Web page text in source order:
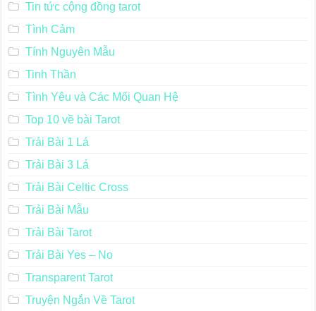
Tin tức cộng đồng tarot
Tình Cảm
Tính Nguyên Mẫu
Tinh Thần
Tình Yêu và Các Mối Quan Hệ
Top 10 về bài Tarot
Trải Bài 1 Lá
Trải Bài 3 Lá
Trải Bài Celtic Cross
Trải Bài Mẫu
Trải Bài Tarot
Trải Bài Yes – No
Transparent Tarot
Truyện Ngắn Về Tarot